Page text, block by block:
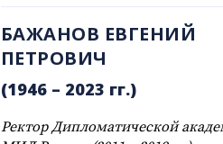
БАЖАНОВ ЕВГЕНИЙ
ПЕТРОВИЧ
(1946 – 2023 гг.)
Ректор Дипломатической